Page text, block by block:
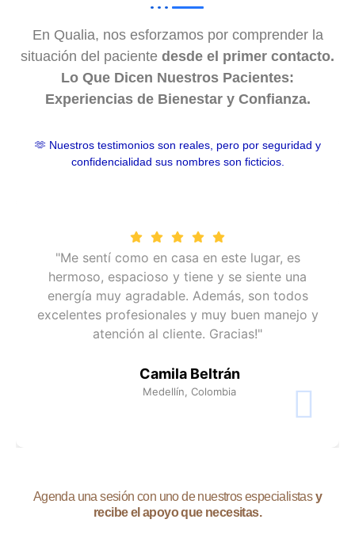
En Qualia, nos esforzamos por comprender la
situación del paciente desde el primer contacto.
Lo Que Dicen Nuestros Pacientes:
Experiencias de Bienestar y Confianza.
🫶 Nuestros testimonios son reales, pero por seguridad y
confidencialidad sus nombres son ficticios.
"Me sentí como en casa en este lugar, es
hermoso, espacioso y tiene y se siente una
energía muy agradable. Además, son todos
excelentes profesionales y muy buen manejo y
atención al cliente. Gracias!"
Camila Beltrán
Medellín, Colombia
Agenda una sesión con uno de nuestros especialistasy
recibe el apoyo que necesitas.